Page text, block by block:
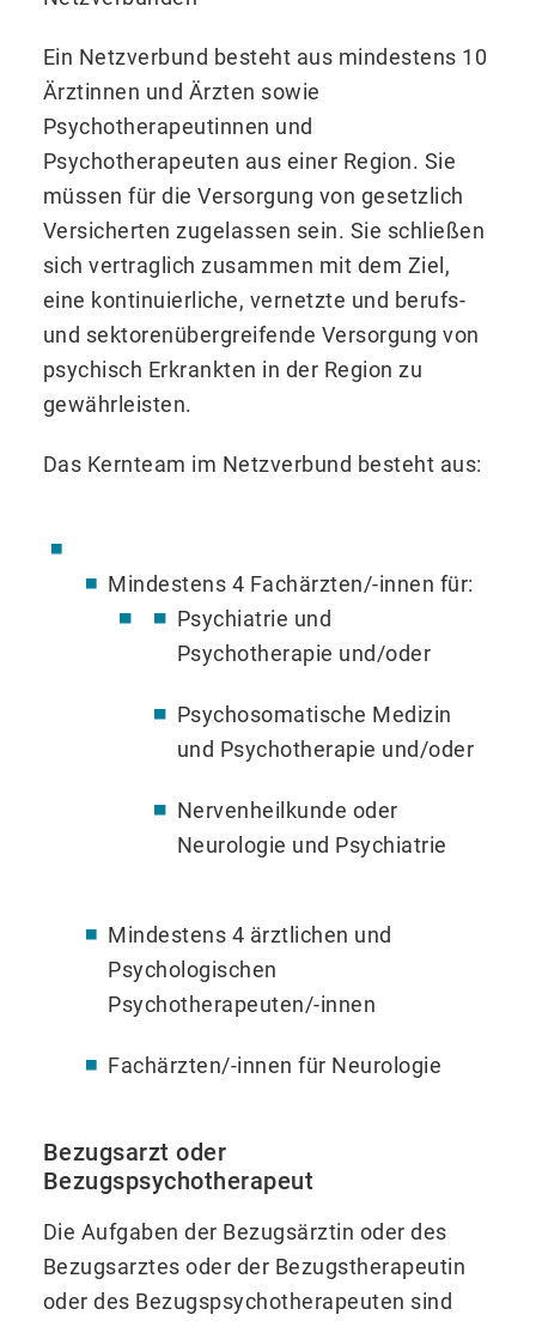
Ein Netzverbund besteht aus mindestens 10
Ärztinnen und Ärzten sowie
Psychotherapeutinnen und
Psychotherapeuten aus einer Region. Sie
müssen für die Versorgung von gesetzlich
Versicherten zugelassen sein. Sie schließen
sich vertraglich zusammen mit dem Ziel,
eine kontinuierliche, vernetzte und berufs-
und sektorenübergreifende Versorgung von
psychisch Erkrankten in der Region zu
gewährleisten.
Das Kernteam im Netzverbund besteht aus:
Mindestens 4 Fachärzten/-innen für:
Psychiatrie und
Psychotherapie und/oder
Psychosomatische Medizin
und Psychotherapie und/oder
Nervenheilkunde oder
Neurologie und Psychiatrie
Mindestens 4 ärztlichen und
Psychologischen
Psychotherapeuten/-innen
Fachärzten/-innen für Neurologie
Bezugsarzt oder
Bezugspsychotherapeut
Die Aufgaben der Bezugsärztin oder des
Bezugsarztes oder der Bezugstherapeutin
oder des Bezugspsychotherapeuten sind